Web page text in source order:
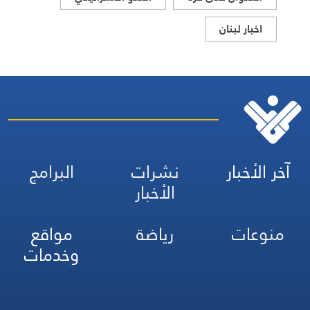
اخبار لبنان
آخر الأخبار نشرات
الأخبار
البرامج
منوعات
رياضة مواقع
وخدمات